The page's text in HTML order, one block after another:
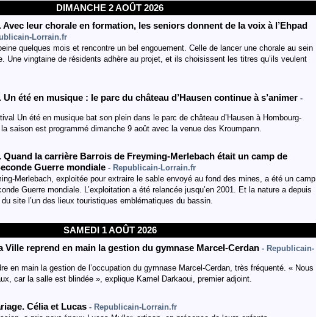
DIMANCHE 2 AOÛT 2026
Avec leur chorale en formation, les seniors donnent de la voix à l’Ehpad
Lorrain.fr
quelques mois et rencontre un bel engouement. Celle de lancer une chorale au sein
Une vingtaine de résidents adhère au projet, et ils choisissent les titres qu’ils veulent
Un été en musique : le parc du château d’Hausen continue à s’animer -
Un été en musique bat son plein dans le parc de château d’Hausen à Hombourg-
saison est programmé dimanche 9 août avec la venue des Kroumpann.
Quand la carrière Barrois de Freyming-Merlebach était un camp de
Guerre mondiale - Republicain-Lorrain.fr
Merlebach, exploitée pour extraire le sable envoyé au fond des mines, a été un camp
Guerre mondiale. L’exploitation a été relancée jusqu’en 2001. Et la nature a depuis
site l’un des lieux touristiques emblématiques du bassin.
SAMEDI 1 AOÛT 2026
Ville reprend en main la gestion du gymnase Marcel-Cerdan - Republicain-
en main la gestion de l’occupation du gymnase Marcel-Cerdan, très fréquenté. « Nous
car la salle est blindée », explique Kamel Darkaoui, premier adjoint.
Célia et Lucas - Republicain-Lorrain.fr